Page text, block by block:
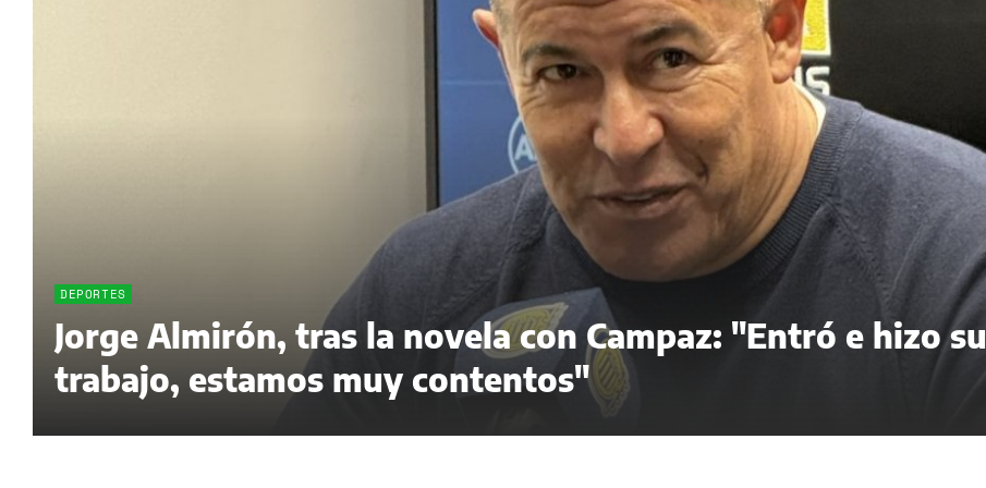
DEPORTES
Jorge Almirón, tras la novela con Campaz: "Entró e hizo su
trabajo, estamos muy contentos"